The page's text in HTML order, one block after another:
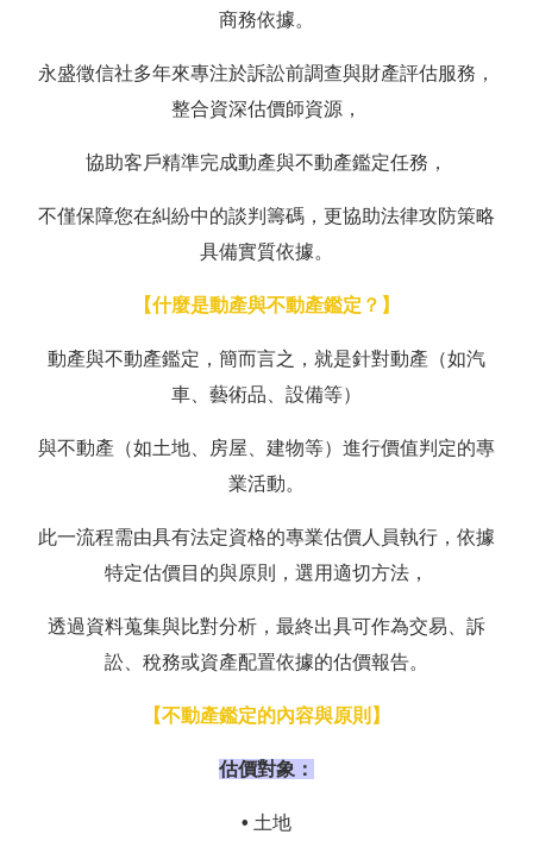
商務依據。
永盛徵信社多年來專注於訴訟前調查與財產評估服務，
整合資深估價師資源，
協助客戶精準完成動產與不動產鑑定任務，
不僅保障您在糾紛中的談判籌碼，更協助法律攻防策略
具備實質依據。
【什麼是動產與不動產鑑定？】
動產與不動產鑑定，簡而言之，就是針對動產（如汽
車、藝術品、設備等）
與不動產（如土地、房屋、建物等）進行價值判定的專
業活動。
此一流程需由具有法定資格的專業估價人員執行，依據
特定估價目的與原則，選用適切方法，
透過資料蒐集與比對分析，最終出具可作為交易、訴
訟、稅務或資產配置依據的估價報告。
【不動產鑑定的內容與原則】
估價對象：
• 土地